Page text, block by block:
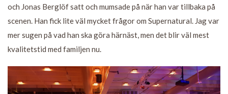
och Jonas Berglöf satt och mumsade på när han var tillbaka på
scenen. Han fick lite väl mycket frågor om Supernatural. Jag var
mer sugen på vad han ska göra härnäst, men det blir väl mest
kvalitetstid med familjen nu.